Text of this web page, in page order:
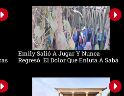
Emily Salió A Jugar Y Nunca
Regresó. El Dolor Que Enluta A Sabá